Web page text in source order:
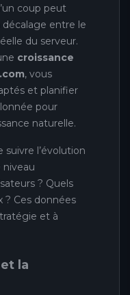
coup peut
entre le
du serveur.
croissance
, vous
et planifier
pour
naturelle.
suivre l’évolution
niveau
? Quels
? Ces données
et à
la